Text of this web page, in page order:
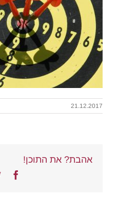
21.12.2017
אהבת? את התוכן!